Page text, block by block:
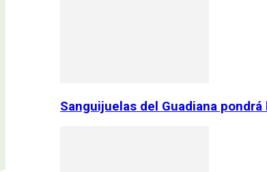
Sanguijuelas del Guadiana